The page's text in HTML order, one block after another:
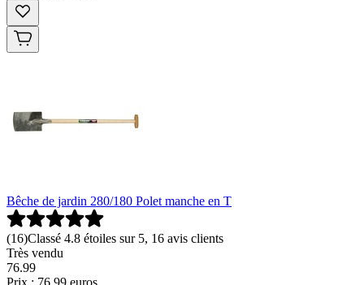
Bêche de jardin 280/180 Polet manche en T
(16)Classé 4.8 étoiles sur 5, 16 avis clients
Très vendu
76.99